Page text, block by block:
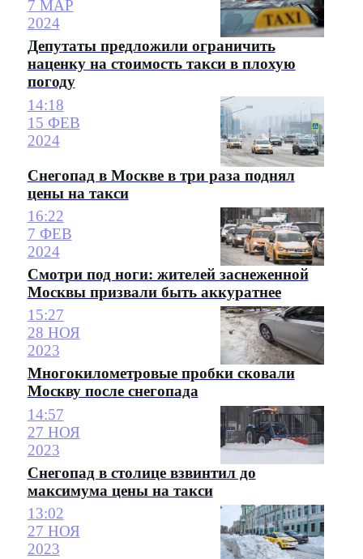
7 МАР
2024
Депутаты предложили ограничить
наценку на стоимость такси в плохую
погоду
14:18
15 ФЕВ
2024
Снегопад в Москве в три раза поднял
цены на такси
16:22
7 ФЕВ
2024
Смотри под ноги: жителей заснеженной
Москвы призвали быть аккуратнее
15:27
28 НОЯ
2023
Многокилометровые пробки сковали
Москву после снегопада
14:57
27 НОЯ
2023
Снегопад в столице взвинтил до
максимума цены на такси
13:02
27 НОЯ
2023